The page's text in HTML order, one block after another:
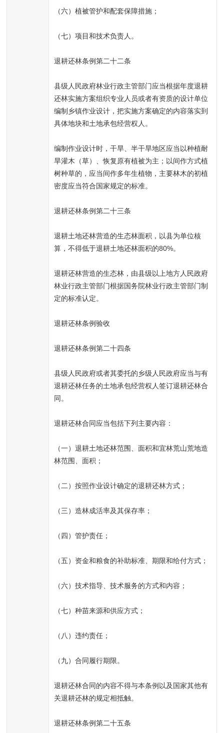
（六）植被管护和配套保障措施；
（七）项目和技术负责人。
退耕还林条例第二十二条
县级人民政府林业行政主管部门应当根据年度退耕
还林实施方案组织专业人员或者有资质的设计单位
编制乡镇作业设计，把实施方案确定的内容落实到
具体地块和土地承包经营权人。
编制作业设计时，干旱、半干旱地区应当以种植耐
旱灌木（草）、恢复原有植被为主；以间作方式植
树种草的，应当间作多年生植物，主要林木的初植
密度应当符合国家规定的标准。
退耕还林条例第二十三条
退耕土地还林营造的生态林面积，以县为单位核
算，不得低于退耕土地还林面积的80%。
退耕还林营造的生态林，由县级以上地方人民政府
林业行政主管部门根据国务院林业行政主管部门制
定的标准认定。
退耕还林条例验收
退耕还林条例第二十四条
县级人民政府或者其委托的乡级人民政府应当与有
退耕还林任务的土地承包经营权人签订退耕还林合
同。
退耕还林合同应当包括下列主要内容：
（一）退耕土地还林范围、面积和宜林荒山荒地造
林范围、面积；
（二）按照作业设计确定的退耕还林方式；
（三）造林成活率及其保存率；
（四）管护责任；
（五）资金和粮食的补助标准、期限和给付方式；
（六）技术指导、技术服务的方式和内容；
（七）种苗来源和供应方式；
（八）违约责任；
（九）合同履行期限。
退耕还林合同的内容不得与本条例以及国家其他有
关退耕还林的规定相抵触。
退耕还林条例第二十五条